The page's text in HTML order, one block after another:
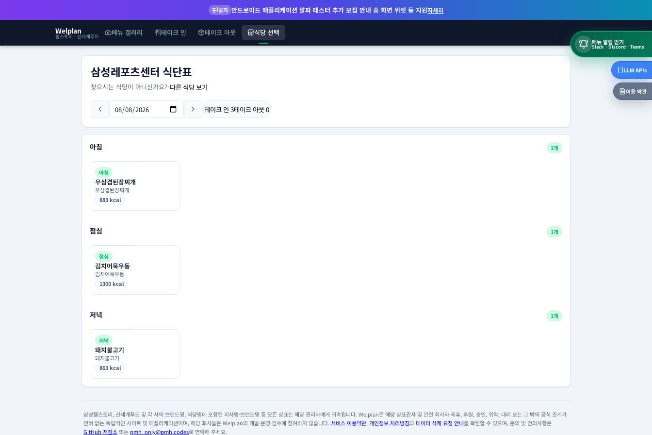
공지 안드로이드 애플리케이션 알파 테스터 추가 모집 안내 홈 화면 위젯 등 지원자세히
Welplan
웰스토리 · 신세계푸드 메뉴 갤러리 테이크 인 테이크 아웃 식당 선택
메뉴 알림 받기
Slack · Discord · Teams
LLM APIs
이용 약관
삼성레포츠센터 식단표
찾으시는 식당이 아니신가요?-다른 식당 보기
테이크 인 3테이크 아웃0
아침 1개
아침
우삼겹된장찌개
우삼겹된장찌개
883 kcal
점심 1개
점심
김치어묵우동
김치어묵우동
1300 kcal
저녁 1개
저녁
돼지불고기
돼지불고기
863 kcal
삼성웰스토리, 신세계푸드 및 각 사의 브랜드명, 식당명에 포함된 회사명·브랜드명 등 모든 상표는 해당 권리자에게 귀속됩니다. Welplan은 해당 상표권자 및 관련 회사와 제휴, 후원, 승인, 위탁, 대리 또는 그 밖의 공식 관계가
전혀 없는 독립적인 사이트 및 애플리케이션이며, 해당 회사들은 Welplan의 개발·운영·검수에 참여하지 않습니다. 서비스 이용약관, 개인정보 처리방침과데이터 삭제 요청 안내를 확인할 수 있으며, 문의 및 건의사항은
GitHub 저장소 또는 pmh_only@pmh.codes로 연락해 주세요.